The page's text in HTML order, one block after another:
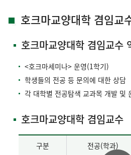
호크마교양대학 겸임교
호크마교양대학 겸임교수
<호크마세미나> 운영(1학기)
학생들의 전공 등 문의에 대한 상담
각 대학별 전공탐색 교과목 개발 및
호크마교양대학 겸임교수
구분 전공(학과)